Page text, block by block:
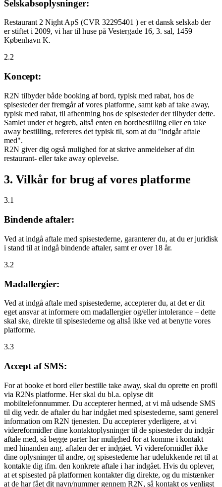
Selskabsoplysninger:
Restaurant 2 Night ApS (CVR 32295401 ) er et dansk selskab der
er stiftet i 2009, vi har til huse på Vestergade 16, 3. sal, 1459
København K.
2.2
Koncept:
R2N tilbyder både booking af bord, typisk med rabat, hos de
spisesteder der fremgår af vores platforme, samt køb af take away,
typisk med rabat, til afhentning hos de spisesteder der tilbyder dette.
Samlet under et begreb, altså enten en bordbestilling eller en take
away bestilling, refereres det typisk til, som at du "indgår aftale
med".
R2N giver dig også mulighed for at skrive anmeldelser af din
restaurant- eller take away oplevelse.
3. Vilkår for brug af vores platforme
3.1
Bindende aftaler:
Ved at indgå aftale med spisestederne, garanterer du, at du er juridisk
i stand til at indgå bindende aftaler, samt er over 18 år.
3.2
Madallergier:
Ved at indgå aftale med spisestederne, accepterer du, at det er dit
eget ansvar at informere om madallergier og/eller intolerance – dette
skal ske, direkte til spisestederne og altså ikke ved at benytte vores
platforme.
3.3
Accept af SMS:
For at booke et bord eller bestille take away, skal du oprette en profil
via R2Ns platforme. Her skal du bl.a. oplyse dit
mobiltelefonnummer. Du accepterer hermed, at vi må udsende SMS
til dig vedr. de aftaler du har indgået med spisestederne, samt generel
information om R2N tjenesten. Du accepterer yderligere, at vi
videreformidler dine kontaktoplysninger til de spisesteder du indgår
aftale med, så begge parter har mulighed for at komme i kontakt
med hinanden ang. aftalen der er indgået. Vi videreformidler ikke
dine oplysninger til andre, og spisestederne har udelukkende ret til at
kontakte dig ifm. den konkrete aftale i har indgået. Hvis du oplever,
at et spisested på platformen kontakter dig direkte, og du mistænker
at de har fået dit navn/nummer gennem R2N, så kontakt os venligst